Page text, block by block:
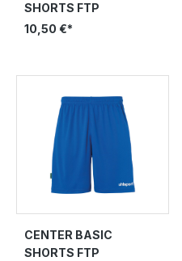
SHORTS FTP
10,50 €*
CENTER BASIC
SHORTS FTP